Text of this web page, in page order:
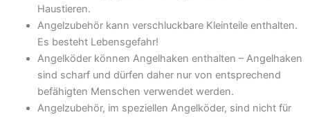
Haustieren.
Angelzubehör kann verschluckbare Kleinteile enthalten.
Es besteht Lebensgefahr!
Angelköder können Angelhaken enthalten – Angelhaken
sind scharf und dürfen daher nur von entsprechend
befähigten Menschen verwendet werden.
Angelzubehör, im speziellen Angelköder, sind nicht für